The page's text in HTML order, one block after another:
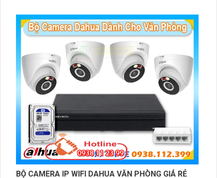
BỘ CAMERA IP WIFI DAHUA VĂN PHÒNG GIÁ RẺ